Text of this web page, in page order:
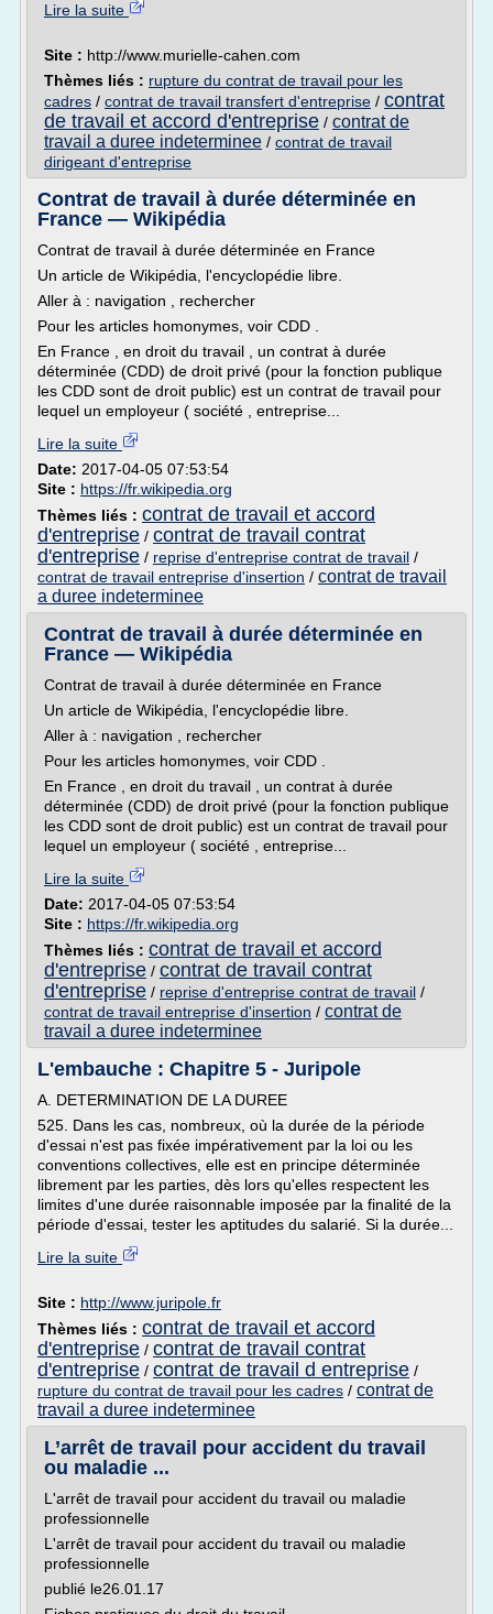
Lire la suite
Site : http://www.murielle-cahen.com
Thèmes liés : rupture du contrat de travail pour les
cadres / contrat de travail transfert d'entreprise / contrat
de travail et accord d'entreprise / contrat de
travail a duree indeterminee / contrat de travail
dirigeant d'entreprise
Contrat de travail à durée déterminée en
France — Wikipédia
Contrat de travail à durée déterminée en France
Un article de Wikipédia, l'encyclopédie libre.
Aller à : navigation , rechercher
Pour les articles homonymes, voir CDD .
En France , en droit du travail , un contrat à durée
déterminée (CDD) de droit privé (pour la fonction publique
les CDD sont de droit public) est un contrat de travail pour
lequel un employeur ( société , entreprise...
Lire la suite
Date: 2017-04-05 07:53:54
Site : https://fr.wikipedia.org
Thèmes liés : contrat de travail et accord
d'entreprise / contrat de travail contrat
d'entreprise / reprise d'entreprise contrat de travail /
contrat de travail entreprise d'insertion / contrat de travail
a duree indeterminee
Contrat de travail à durée déterminée en
France — Wikipédia
Contrat de travail à durée déterminée en France
Un article de Wikipédia, l'encyclopédie libre.
Aller à : navigation , rechercher
Pour les articles homonymes, voir CDD .
En France , en droit du travail , un contrat à durée
déterminée (CDD) de droit privé (pour la fonction publique
les CDD sont de droit public) est un contrat de travail pour
lequel un employeur ( société , entreprise...
Lire la suite
Date: 2017-04-05 07:53:54
Site : https://fr.wikipedia.org
Thèmes liés : contrat de travail et accord
d'entreprise / contrat de travail contrat
d'entreprise / reprise d'entreprise contrat de travail /
contrat de travail entreprise d'insertion / contrat de
travail a duree indeterminee
L'embauche : Chapitre 5 - Juripole
A. DETERMINATION DE LA DUREE
525. Dans les cas, nombreux, où la durée de la période
d'essai n'est pas fixée impérativement par la loi ou les
conventions collectives, elle est en principe déterminée
librement par les parties, dès lors qu'elles respectent les
limites d'une durée raisonnable imposée par la finalité de la
période d'essai, tester les aptitudes du salarié. Si la durée...
Lire la suite
Site : http://www.juripole.fr
Thèmes liés : contrat de travail et accord
d'entreprise / contrat de travail contrat
d'entreprise / contrat de travail d entreprise /
rupture du contrat de travail pour les cadres / contrat de
travail a duree indeterminee
L’arrêt de travail pour accident du travail
ou maladie ...
L'arrêt de travail pour accident du travail ou maladie
professionnelle
L'arrêt de travail pour accident du travail ou maladie
professionnelle
publié le26.01.17